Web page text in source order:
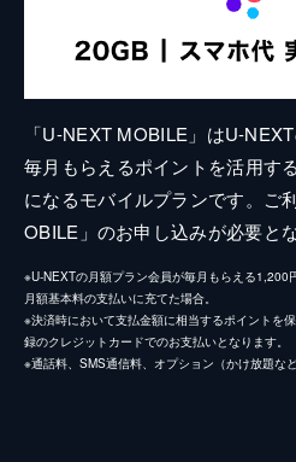
「U-NEXT MOBILE」はU-
毎月もらえるポイントを活用す
になるモバイルプランです。ご
OBILE」のお申し込みが必要とな
※U-NEXTの月額プラン会員が毎月もらえる1,200
月額基本料の支払いに充てた場合。
※決済時において支払金額に相当するポイントを
録のクレジットカードでのお支払いとなります。
※通話料、SMS通信料、オプション（かけ放題な